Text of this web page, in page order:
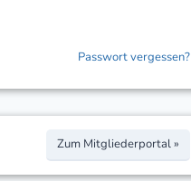
Passwort vergessen?
Zum Mitgliederportal »